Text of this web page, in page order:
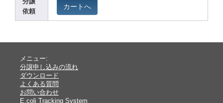
分譲
依頼
カートへ
メニュー:
分譲申し込みの流れ
ダウンロード
よくある質問
お問い合わせ
E.coli Tracking System